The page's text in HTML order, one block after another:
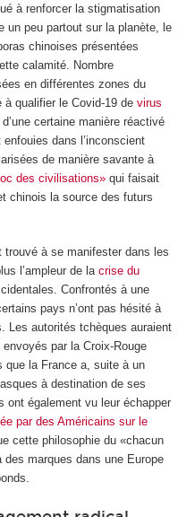
à renforcer la stigmatisation
un peu partout sur la planète, le
chinoises présentées
calamité. Nombre
en différentes zones du
à qualifier le Covid-19 de virus
certaine manière réactivé
dans l’inconscient
de manière savante à
des civilisations»qui faisait
chinois la source des futurs
à se manifester dans les
l’ampleur de la crise du
Confrontés à une
pays n’ont pas hésité à
Les autorités tchèques auraient
par la Croix-Rouge
que la France a, suite à un
à destination de ses
également vu leur échapper
par des Américains sur le
cette philosophie du «chacun
marques dans une Europe